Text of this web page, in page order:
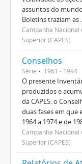
assuntos do
Boletins traziam as
Campanha Nacional
Superior (CAPES)
Conselhos
Série 1961 - 1994
O presente
produzidos e
da CAPES: o
duas fases em que
1964 a 1974 e de
Campanha Nacional
Superior (CAPES)